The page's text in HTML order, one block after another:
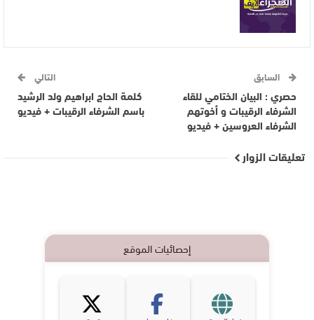
السابق
حصري : البيان الختامي للقاء
الشرفاء الرقيبات و أخوتهم
الشرفاء العروسين + فيديو
التالي
كلمة الحاج ابراهيم ولد الرشيد
باسم الشرفاء الرقيبات + فيديو
تعليقات الزوار
إحصائيات الموقع